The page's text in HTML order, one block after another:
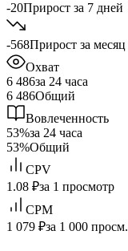
-20Прирост за 7 дней
-568Прирост за месяц
Охват
6 486за 24 часа
6 486Общий
Вовлеченность
53%за 24 часа
53%Общий
CPV
1.08 ₽за 1 просмотр
CPM
1 079 ₽за 1 000 просм.